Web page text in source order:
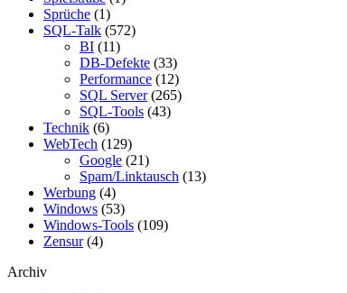
Sprüche (1)
SQL-Talk (572)
BI (11)
DB-Defekte (33)
Performance (12)
SQL Server(265)
SQL-Tools (43)
Technik (6)
WebTech (129)
Google (21)
Spam/Linktausch (13)
Werbung (4)
Windows (53)
Windows-Tools (109)
Zensur(4)
Archiv